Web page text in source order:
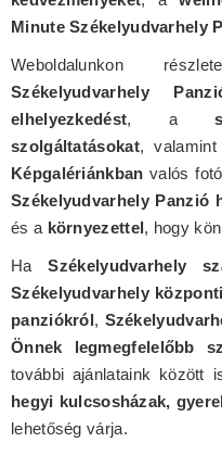
Minute Székelyudvarhely
Weboldalunkon
Székelyudvarhely
elhelyezkedést, a
szolgáltatásokat,
Képgalériánkban valós
Székelyudvarhely Panzió
és a környezettel, hogy
HaSzékelyudvarhely
Székelyudvarhely
panziókról,
Önnek legmegfelelőbb
további ajánlataink között
hegyi kulcsosházak,
lehetőség várja.